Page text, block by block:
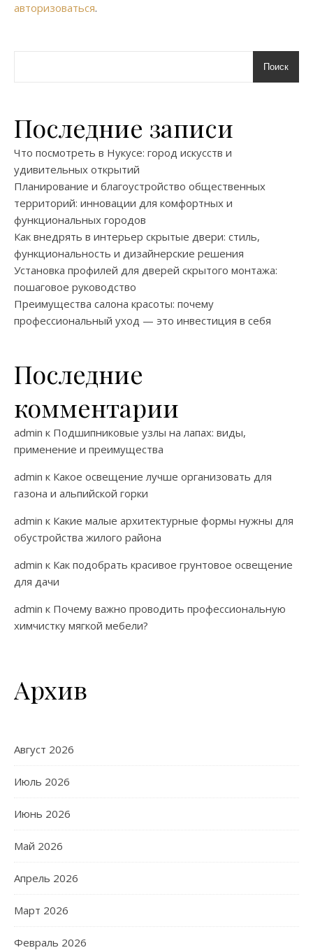
авторизоваться.
Поиск
Последние записи
Что посмотреть в Нукусе: город искусств и
удивительных открытий
Планирование и благоустройство общественных
территорий: инновации для комфортных и
функциональных городов
Как внедрять в интерьер скрытые двери: стиль,
функциональность и дизайнерские решения
Установка профилей для дверей скрытого монтажа:
пошаговое руководство
Преимущества салона красоты: почему
профессиональный уход — это инвестиция в себя
Последние
комментарии
admin к Подшипниковые узлы на лапах: виды,
применение и преимущества
admin к Какое освещение лучше организовать для
газона и альпийской горки
admin к Какие малые архитектурные формы нужны для
обустройства жилого района
admin к Как подобрать красивое грунтовое освещение
для дачи
admin к Почему важно проводить профессиональную
химчистку мягкой мебели?
Архив
Август 2026
Июль 2026
Июнь 2026
Май 2026
Апрель 2026
Март 2026
Февраль 2026